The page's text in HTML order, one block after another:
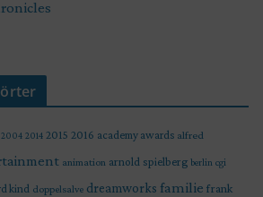
2004 2014 2015 2016 academy awards alfred
animation arnold spielberg berlin cgi
kind doppelsalve dreamworks familie frank